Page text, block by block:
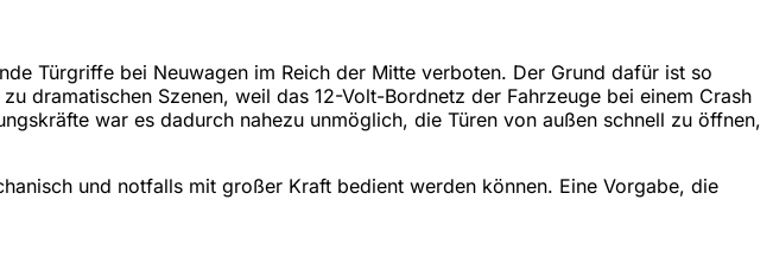
Türgriffe bei Neuwagen im Reich der Mitte verboten. Der Grund dafür ist so
dramatischen Szenen, weil das 12-Volt-Bordnetz der Fahrzeuge bei einem Crash
war es dadurch nahezu unmöglich, die Türen von außen schnell zu öffnen,
und notfalls mit großer Kraft bedient werden können. Eine Vorgabe, die